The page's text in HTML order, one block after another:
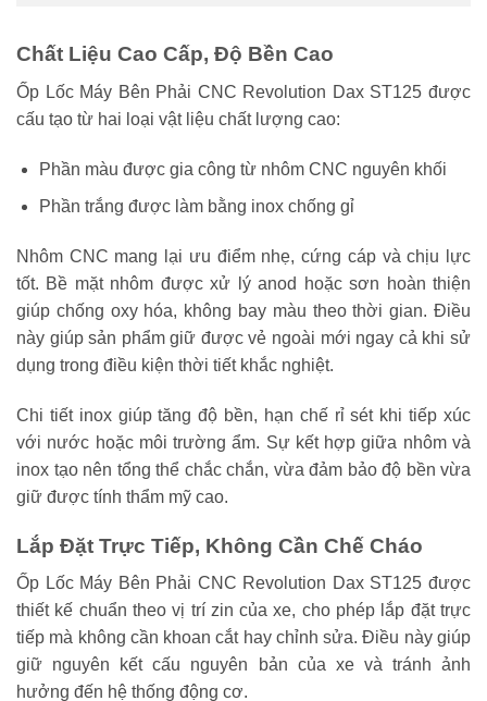
Chất Liệu Cao Cấp, Độ Bền Cao
Ốp Lốc Máy Bên Phải CNC Revolution Dax ST125 được
cấu tạo từ hai loại vật liệu chất lượng cao:
Phần màu được gia công từ nhôm CNC nguyên khối
Phần trắng được làm bằng inox chống gỉ
Nhôm CNC mang lại ưu điểm nhẹ, cứng cáp và chịu lực
tốt. Bề mặt nhôm được xử lý anod hoặc sơn hoàn thiện
giúp chống oxy hóa, không bay màu theo thời gian. Điều
này giúp sản phẩm giữ được vẻ ngoài mới ngay cả khi sử
dụng trong điều kiện thời tiết khắc nghiệt.
Chi tiết inox giúp tăng độ bền, hạn chế rỉ sét khi tiếp xúc
với nước hoặc môi trường ẩm. Sự kết hợp giữa nhôm và
inox tạo nên tổng thể chắc chắn, vừa đảm bảo độ bền vừa
giữ được tính thẩm mỹ cao.
Lắp Đặt Trực Tiếp, Không Cần Chế Cháo
Ốp Lốc Máy Bên Phải CNC Revolution Dax ST125 được
thiết kế chuẩn theo vị trí zin của xe, cho phép lắp đặt trực
tiếp mà không cần khoan cắt hay chỉnh sửa. Điều này giúp
giữ nguyên kết cấu nguyên bản của xe và tránh ảnh
hưởng đến hệ thống động cơ.